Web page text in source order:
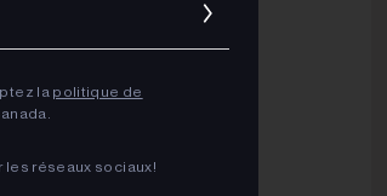
la politique de
les réseaux sociaux!